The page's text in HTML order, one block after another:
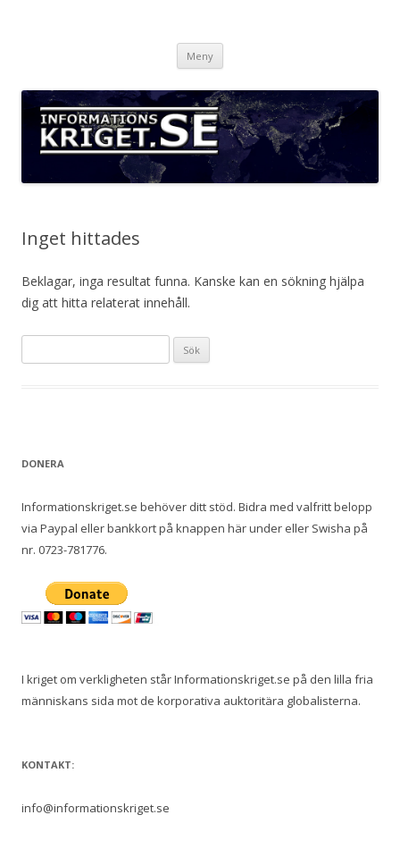
Meny
Inget hittades
Beklagar, inga resultat funna. Kanske kan en sökning hjälpa
dig att hitta relaterat innehåll.
efter:
DONERA
Informationskriget.se behöver ditt stöd. Bidra med valfritt belopp
via Paypal eller bankkort på knappen här under eller Swisha på
nr. 0723-781776.
I kriget om verkligheten står Informationskriget.se på den lilla fria
människans sida mot de korporativa auktoritära globalisterna.
KONTAKT:
info@informationskriget.se